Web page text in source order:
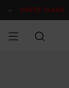
l'information
le
VENTE FLASH